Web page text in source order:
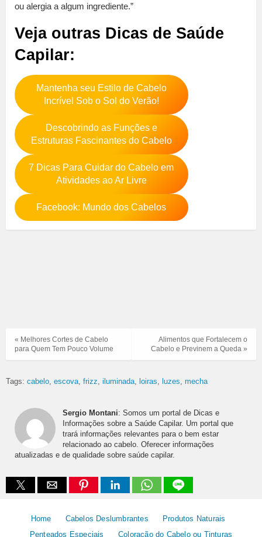
ou alergia a algum ingrediente.”
Veja outras Dicas de Saúde
Capilar:
Mantenha seu Estilo de Cabelo
Incrível Sob o Sol do Verão!
Descobrindo as Funções e
Estruturas Fascinantes do Cabelo
7 Dicas Para Cuidar do Cabelo em
Atividades ao Ar Livre
Facebook: Mundo dos Cabelos
Alimentos que Fortalecem o
Cabelo e Previnem a Queda »
« Melhores Cortes de Cabelo
para Quem Tem Pouco Volume
Tags: cabelo escova frizz iluminada loiras luzes mecha
Sergio Montani: Somos um portal de Dicas e
Informações sobre a Saúde Capilar. Um portal que
trará informações relevantes para o bem estar
relacionado ao cabelo. Oferecer informações
atualizadas e de qualidade sobre saúde capilar.
Home Cabelos Deslumbrantes
Produtos Naturais
Penteados Especiais
Coloração do Cabelo ou Tinturas